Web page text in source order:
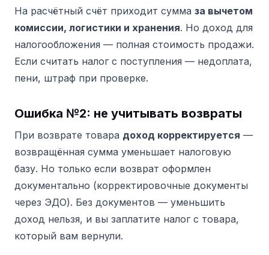
На расчётный счёт приходит сумма за вычетом
комиссии, логистики и хранения. Но доход для
налогообложения — полная стоимость продажи.
Если считать налог с поступления — недоплата,
пени, штраф при проверке.
Ошибка №2: не учитывать возвраты
При возврате товара доход корректируется —
возвращённая сумма уменьшает налоговую
базу. Но только если возврат оформлен
документально (корректировочные документы
через ЭДО). Без документов — уменьшить
доход нельзя, и вы заплатите налог с товара,
который вам вернули.